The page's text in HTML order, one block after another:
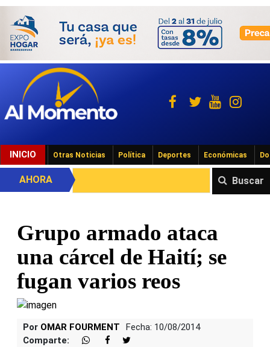
INICIO Otras Noticias Política Deportes Económicas
Buscar
AHORA
Grupo armado ataca
una cárcel de Haití; se
fugan varios reos
Por OMAR FOURMENT
Fecha: 10/08/2014
Comparte: